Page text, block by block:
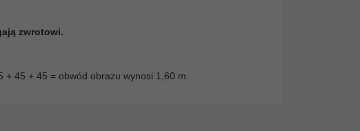
zwrotowi.
+ 45 + 45 = obwód obrazu wynosi 1,60 m.